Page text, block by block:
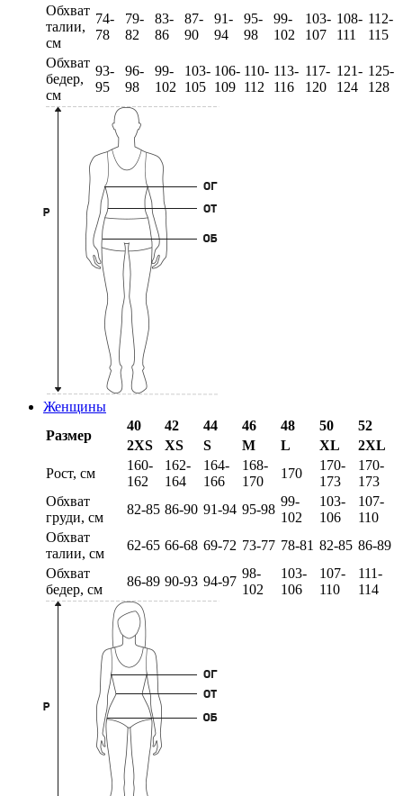
Обхват
талии,
см
74-
78
79-
82
83-
86
87-
90
91-
94
95-
98
99-
102
103-
107
108-
111
112-
115
Обхват
бедер,
см
93-
95
96-
98
99-
102
103-
105
106-
109
110-
112
113-
116
117-
120
121-
124
125-
128
Женщины
Размер
40 42 44 46 48 50
52
2XS
XS S M L XL
2XL
Рост, см
160-
162
162-
164
164-
166
168-
170
170
170-
173
170-
173
Обхват
груди, см
82-85 86-90 91-94 95-98
99-
102
103-
106
107-
110
Обхват
талии, см
62-65 66-68 69-72 73-77 78-81 82-85 86-89
Обхват
бедер, см
86-89 90-93 94-97
98-
102
103-
106
107-
110
111-
114